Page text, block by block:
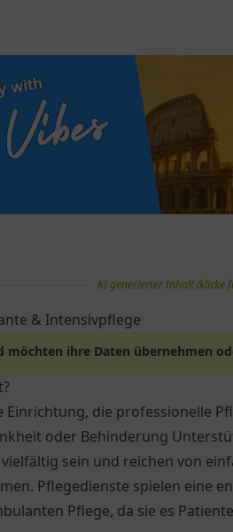
KI generierter Inhalt (klicke
& Intensivpflege
möchten ihre Daten übernehmen
Einrichtung, die professionelle
oder Behinderung
sein und reichen von
Pflegedienste spielen eine
Pflege, da sie es